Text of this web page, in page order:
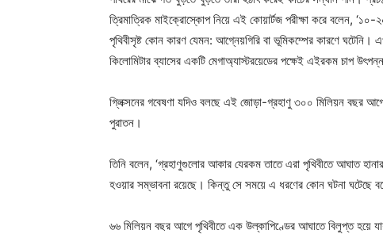
ত্রিমাত্রিক মাইক্রোস্কোপ নিয়ে এই কোয়ার্টজ পরীক্ষা করে বলেন,
পৃথিবীসৃষ্ট কোন কারণ যেমন: আগ্নেয়গিরি বা ভূমিকম্পের কারণে
কিলোমিটার ব্যাসের একটি মেগাঅ্যাস্টরয়েডের পক্ষেই এইরকম চাপ
গ্লিক্সনের গবেষণা যদিও বলছে এই জোড়া-গ্রহাণু ৩০০ মিলিয়ন বছর
পুরাতন।
তিনি বলেন, ‘গ্রহাণুগুলোর আকার যেরকম তাতে এরা পৃথিবীতে আঘাত
হওয়ার সম্ভাবনা রয়েছে। কিন্তু সে সময়ে এ ধরণের কোন ঘটনা ঘটেছে
৬৬ মিলিয়ন বছর আগে পৃথিবীতে এক উল্কাপিণ্ডের আঘাতে বিলুপ্ত হয়ে